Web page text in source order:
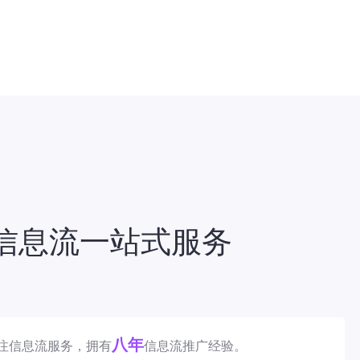
息流一站式服务
信息流服务，拥有八年信息流推广经验。